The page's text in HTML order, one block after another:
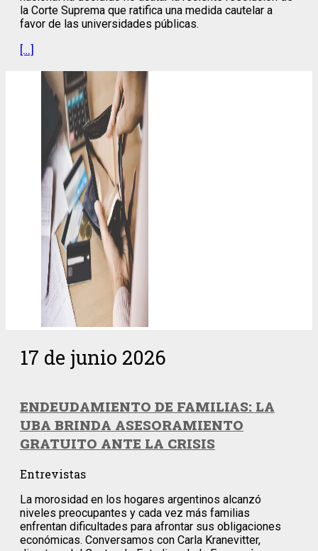
la Corte Suprema que ratifica una medida cautelar a
favor de las universidades públicas.
[…]
17 de junio 2026
ENDEUDAMIENTO DE FAMILIAS: LA
UBA BRINDA ASESORAMIENTO
GRATUITO ANTE LA CRISIS
Entrevistas
La morosidad en los hogares argentinos alcanzó
niveles preocupantes y cada vez más familias
enfrentan dificultades para afrontar sus obligaciones
económicas. Conversamos con Carla Kranevitter,